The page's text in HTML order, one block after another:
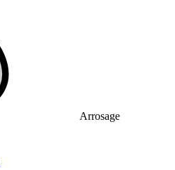
Arrosage